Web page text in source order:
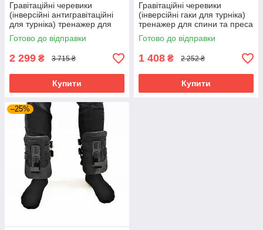
Гравітаційні черевики
(інверсійні антигравітаційні
для турніка) тренажер для
спини OSPORT Premium
(OF-0003) Чорно-фіолетовий
Готово до відправки
2 299 ₴ 3 715 ₴
Купити
Гравітаційні черевики
(інверсійні гаки для турніка)
тренажер для спини та преса
OSPORT Lite Plus (OF-0011)
Готово до відправки
1 408 ₴ 2 252 ₴
Купити
–25%